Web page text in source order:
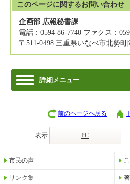
このページに関するお問い合わせ
企画部 広報秘書課
電話：0594-86-7740 ファクス：
〒511-0498 三重県いなべ市北勢町
詳細メニュー
前のページへ戻る
表示 PC
市民の声
リンク集